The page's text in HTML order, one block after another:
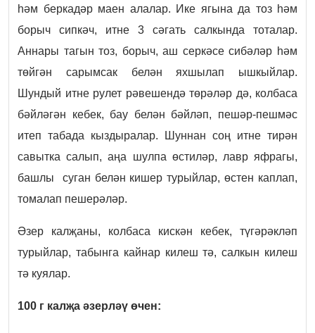
һәм беркадәр маен алалар. Ике ягына да тоз һәм
борыч сипкәч, итне 3 сәгать салкында тоталар.
Аннары тагын тоз, борыч, аш серкәсе сибәләр һәм
төйгән сарымсак белән яхшылап ышкыйлар.
Шундый итне рулет рәвешендә төрәләр дә, колбаса
бәйләгән кебек, бау белән бәйләп, пешәр-пешмәс
итеп табада кыздыралар. Шуннан соң итне тирән
савытка салып, аңа шулпа өстиләр, лавр яфрагы,
башлы суган белән кишер турыйлар, өстен каплап,
томалап пешерәләр.
Әзер калҗаны, колбаса кискән кебек, түгәрәкләп
турыйлар, табынга кайнар килеш тә, салкын килеш
тә куялар.
100 г калҗа әзерләү өчен: